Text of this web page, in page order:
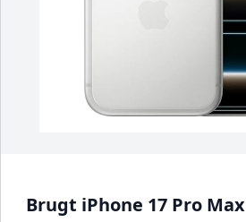
Brugt iPhone 17 Pro Max